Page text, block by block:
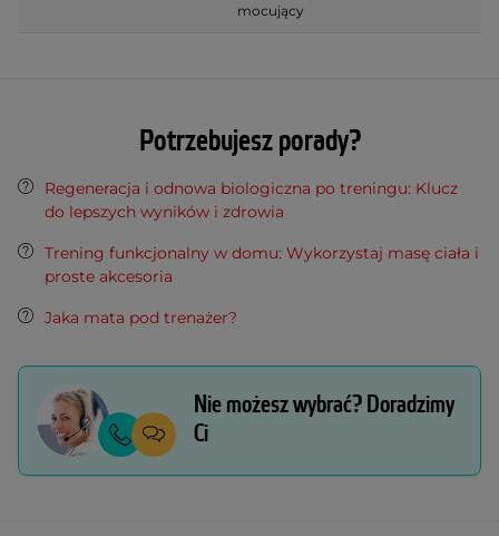
mocujący
Potrzebujesz porady?
Regeneracja i odnowa biologiczna po treningu: Klucz
do lepszych wyników i zdrowia
Trening funkcjonalny w domu: Wykorzystaj masę ciała i
proste akcesoria
Jaka mata pod trenażer?
Nie możesz wybrać? Doradzimy
Ci